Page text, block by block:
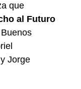
que
al Futuro
Jorge